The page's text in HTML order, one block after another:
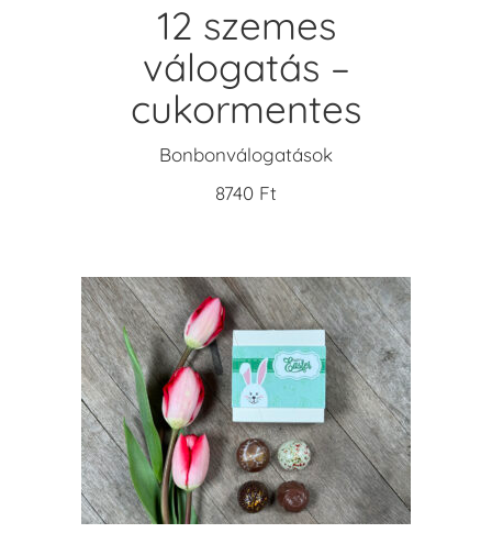
12 szemes
válogatás –
cukormentes
Bonbonválogatások
8740 Ft
KOSÁRBA TESZEM